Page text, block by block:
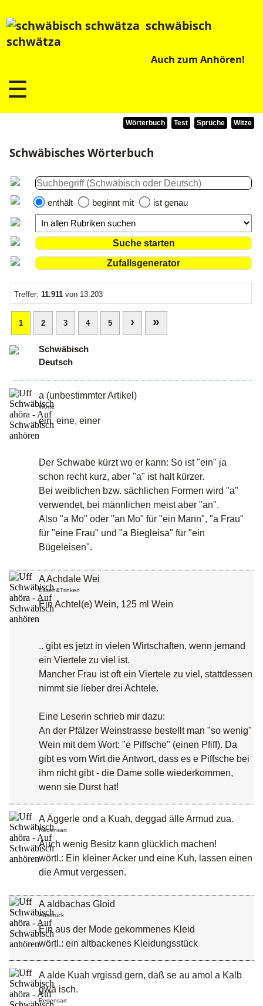
schwäbisch
schwätza
Auch zum Anhören!
☰
Wörterbuch Test Sprüche Witze
Schwäbisches Wörterbuch
enthält beginnt mit ist genau
Treffer: 11.911 von 13.203
1 2 3 4 5 › »
Schwäbisch
Deutsch
a (unbestimmter Artikel)
Worte
ein, eine, einer
Der Schwabe kürzt wo er kann: So ist "ein" ja
schon recht kurz, aber "a" ist halt kürzer.
Bei weiblichen bzw. sächlichen Formen wird "a"
verwendet, bei männlichen meist aber "an".
Also "a Mo" oder "an Mo" für "ein Mann", "a Frau"
für "eine Frau" und "a Biegleisa" für "ein
Bügeleisen".
A Achdale Wei
Essen&Trinken
Ein Achtel(e) Wein, 125 ml Wein
.. gibt es jetzt in vielen Wirtschaften, wenn jemand
ein Viertele zu viel ist.
Mancher Frau ist oft ein Viertele zu viel, stattdessen
nimmt sie lieber drei Achtele.
Eine Leserin schrieb mir dazu:
An der Pfälzer Weinstrasse bestellt man "so wenig"
Wein mit dem Wort: "e Piffsche" (einen Pfiff). Da
gibt es vom Wirt die Antwort, dass es e Piffsche bei
ihm nicht gibt - die Dame solle wiederkommen,
wenn sie Durst hat!
A Äggerle ond a Kuah, deggad älle Armud zua.
Redensart
Auch wenig Besitz kann glücklich machen!
wörtl.: Ein kleiner Acker und eine Kuh, lassen einen
die Armut vergessen.
A aldbachas Gloid
Ausdruck
Ein aus der Mode gekommenes Kleid
wörtl.: ein altbackenes Kleidungsstück
A alde Kuah vrgissd gern, daß se au amol a Kalb
gwä isch.
Redensart